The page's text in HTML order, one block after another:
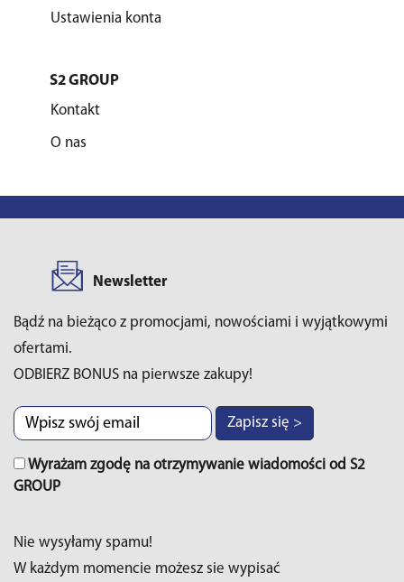
Ustawienia konta
S2 GROUP
Kontakt
O nas
Newsletter
Bądź na bieżąco z promocjami, nowościami i wyjątkowymi
ofertami.
ODBIERZ BONUS na pierwsze zakupy!
Zapisz się >
Wyrażam zgodę na otrzymywanie wiadomości od S2
GROUP
Nie wysyłamy spamu!
W każdym momencie możesz sie wypisać